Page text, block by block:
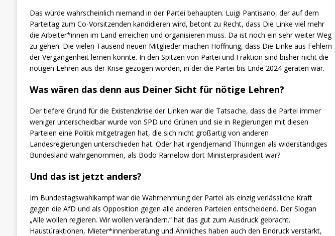
Das würde wahrscheinlich niemand in der Partei behaupten. Luigi Pantisano, der auf dem
Parteitag zum Co-Vorsitzenden kandidieren wird, betont zu Recht, dass Die Linke viel mehr
die Arbeiter*innen im Land erreichen und organisieren muss. Da ist noch ein sehr weiter Weg
zu gehen. Die vielen Tausend neuen Mitglieder machen Hoffnung, dass Die Linke aus Fehlern
der Vergangenheit lernen könnte. In den Spitzen von Partei und Fraktion sind bisher nicht die
nötigen Lehren aus der Krise gezogen worden, in der die Partei bis Ende 2024 geraten war.
Was wären das denn aus Deiner Sicht für nötige Lehren?
Der tiefere Grund für die Existenzkrise der Linken war die Tatsache, dass die Partei immer
weniger unterscheidbar wurde von SPD und Grünen und sie in Regierungen mit diesen
Parteien eine Politik mitgetragen hat, die sich nicht großartig von anderen
Landesregierungen unterschieden hat. Oder hat irgendjemand Thüringen als widerständiges
Bundesland wahrgenommen, als Bodo Ramelow dort Ministerpräsident war?
Und das ist jetzt anders?
Im Bundestagswahlkampf war die Wahrnehmung der Partei als einzig verlässliche Kraft
gegen die AfD und als Opposition gegen alle anderen Parteien entscheidend. Der Slogan
„Alle wollen regieren. Wir wollen verändern.“ hat das gut zum Ausdruck gebracht.
Haustüraktionen, Mieter*innenberatung und Ähnliches haben auch den Eindruck verstärkt,